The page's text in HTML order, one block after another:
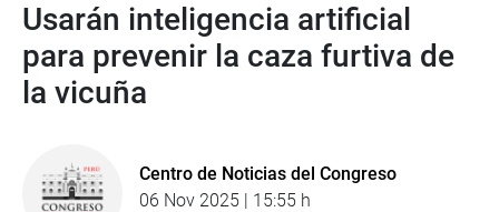
Usarán inteligencia artificial
para prevenir la caza furtiva de
la vicuña
Centro de Noticias del Congreso
06 Nov 2025 | 15:55 h